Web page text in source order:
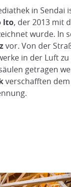
in Sendai
Ito, der 2013 mit
wurde. In
vor. Von der
in der Luft
getragen
verschafften dem